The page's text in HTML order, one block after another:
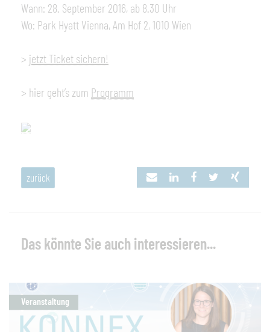
Wann: 28. September 2016, ab 8.30 Uhr
Wo: Park Hyatt Vienna, Am Hof 2, 1010 Wien
> jetzt Ticket sichern!
> hier geht’s zum Programm
zurück
Das könnte Sie auch interessieren...
Veranstaltung